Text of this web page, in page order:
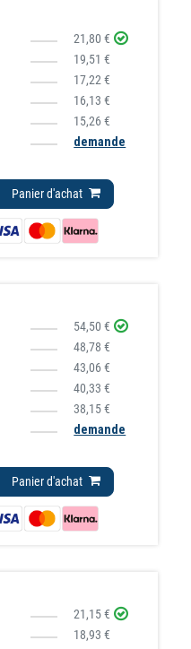
21,80 €
19,51 €
17,22 €
16,13 €
15,26 €
demande
Panier d'achat
54,50 €
48,78 €
43,06 €
40,33 €
38,15 €
demande
Panier d'achat
21,15 €
18,93 €